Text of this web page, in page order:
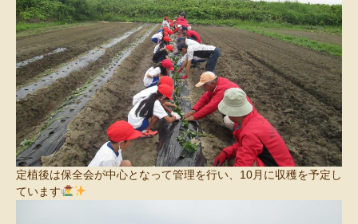
定植後は保全会が中心となって管理を行い、10月に収穫を予定し
ています